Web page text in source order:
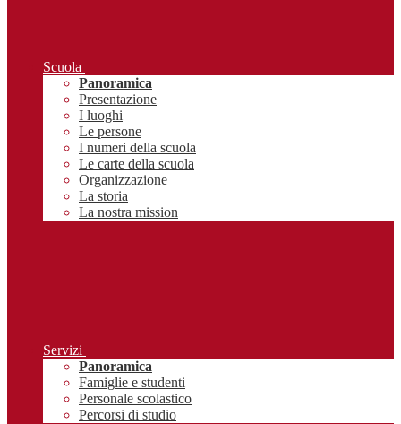
Scuola
Panoramica
Presentazione
I luoghi
Le persone
I numeri della scuola
Le carte della scuola
Organizzazione
La storia
La nostra mission
Servizi
Panoramica
Famiglie e studenti
Personale scolastico
Percorsi di studio